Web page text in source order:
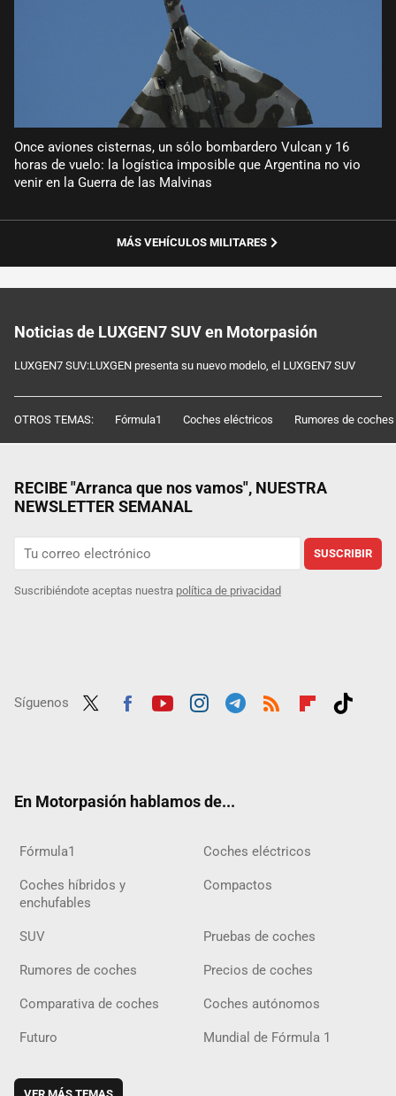
Once aviones cisternas, un sólo bombardero Vulcan y 16
horas de vuelo: la logística imposible que Argentina no vio
venir en la Guerra de las Malvinas
MÁS VEHÍCULOS MILITARES
Noticias de LUXGEN7 SUV en Motorpasión
LUXGEN7 SUV:LUXGEN presenta su nuevo modelo, el LUXGEN7 SUV
OTROS TEMAS: Fórmula1 Coches eléctricos Rumores de coches
RECIBE "Arranca que nos vamos", NUESTRA
NEWSLETTER SEMANAL
SUSCRIBIR
Suscribiéndote aceptas nuestra política de privacidad
Síguenos
En Motorpasión hablamos de...
Fórmula1 Coches eléctricos
Coches híbridos y
enchufables
Compactos
SUV Pruebas de coches
Rumores de coches Precios de coches
Comparativa de coches Coches autónomos
Futuro Mundial de Fórmula 1